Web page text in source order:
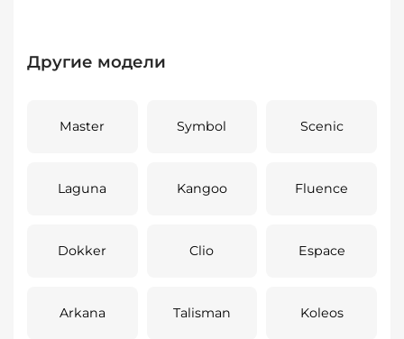
Другие модели
Master Symbol Scenic
Laguna Kangoo Fluence
Dokker Clio Espace
Arkana Talisman Koleos